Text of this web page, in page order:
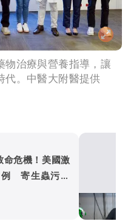
物治療與營養指導，讓
代。中醫大附醫提供
命危機！美國激
寄生蟲污染
點強打）